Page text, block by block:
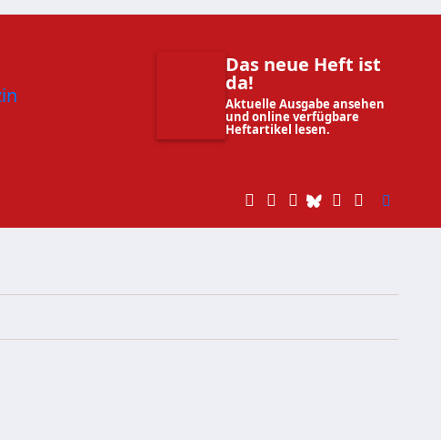
Das neue Heft ist
da!
Aktuelle Ausgabe ansehen
und online verfügbare
Heftartikel lesen.